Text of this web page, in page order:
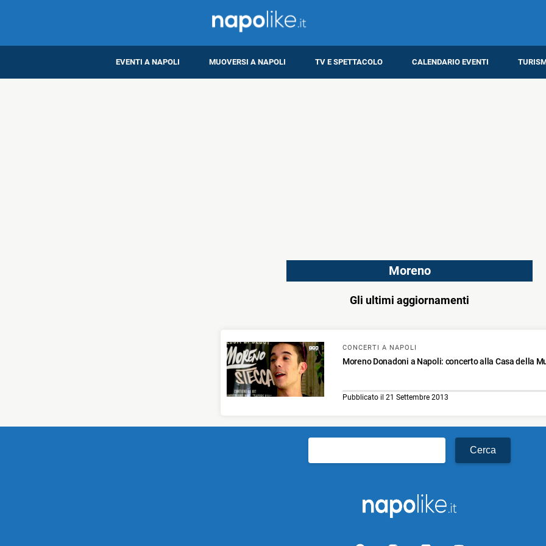
EVENTI A NAPOLI MUOVERSI A NAPOLI TV E SPETTACOLO CALENDARIO EVENTI
Moreno
Gli ultimi aggiornamenti
CONCERTI A NAPOLI
Moreno Donadoni a Napoli: concerto alla Casa della
Pubblicato il 21 Settembre 2013
per: